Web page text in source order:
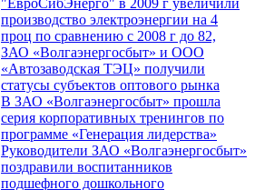
"ЕвроСибЭнерго" в 2009 г увеличили
производство электроэнергии на 4
проц по сравнению с 2008 г до 82,
ЗАО «Волгаэнергосбыт» и ООО
«Автозаводская ТЭЦ» получили
статусы субъектов оптового рынка
В ЗАО «Волгаэнергосбыт» прошла
серия корпоративных тренингов по
программе «Генерация лидерства»
Руководители ЗАО «Волгаэнергосбыт»
поздравили воспитанников
подшефного дошкольного